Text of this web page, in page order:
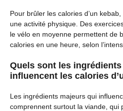
Pour brûler les calories d’un
une activité physique. Des
le vélo en moyenne permettent de
calories en une heure, selon
Quels sont les
influencent les calories
Les ingrédients majeurs qui
comprennent surtout la viande, qui